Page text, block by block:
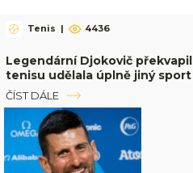
Tenis | 4436
Legendární Djokovič
tenisu udělala úplně jiný sport
ČÍST DÁLE